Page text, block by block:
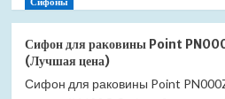
для
раковины
Point
Сифон для раковины Point
(Лучшая цена)
Сифон для раковины Point